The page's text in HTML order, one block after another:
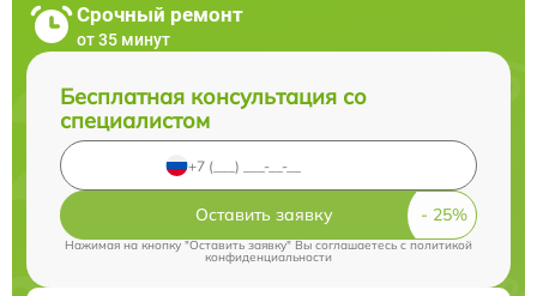
Срочный ремонт
от 35 минут
Бесплатная консультация со
специалистом
Оставить заявку
Нажимая на кнопку "Оставить заявку" Вы соглашаетесь cполитикой
конфиденциальности